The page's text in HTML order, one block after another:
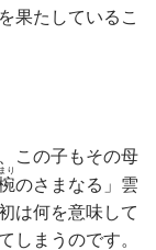
果たしているこ
この子もその母
まり
のさまなる」雲
は何を意味して
しまうのです。